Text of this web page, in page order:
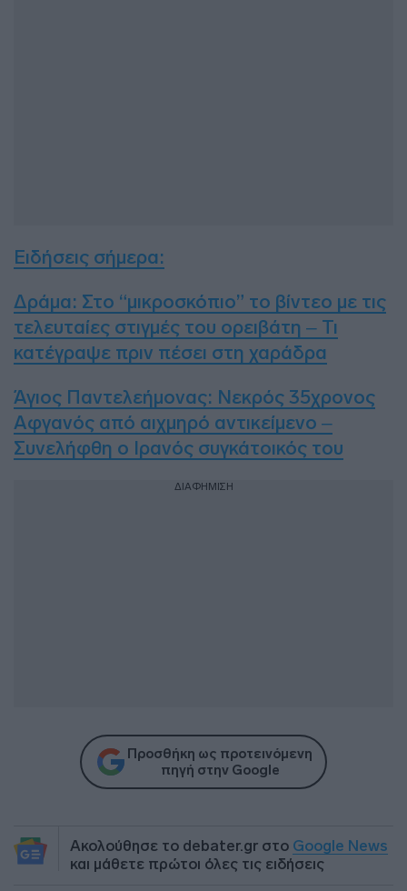
Ειδήσεις σήμερα:
Δράμα: Στο “μικροσκόπιο” το βίντεο με τις
τελευταίες στιγμές του ορειβάτη – Τι
κατέγραψε πριν πέσει στη χαράδρα
Άγιος Παντελεήμονας: Νεκρός 35χρονος
Αφγανός από αιχμηρό αντικείμενο –
Συνελήφθη ο Ιρανός συγκάτοικός του
ΔΙΑΦΗΜΙΣΗ
Προσθήκη ως προτεινόμενη
πηγή στην Google
Ακολούθησε το debater.gr στο Google News
και μάθετε πρώτοι όλες τις ειδήσεις